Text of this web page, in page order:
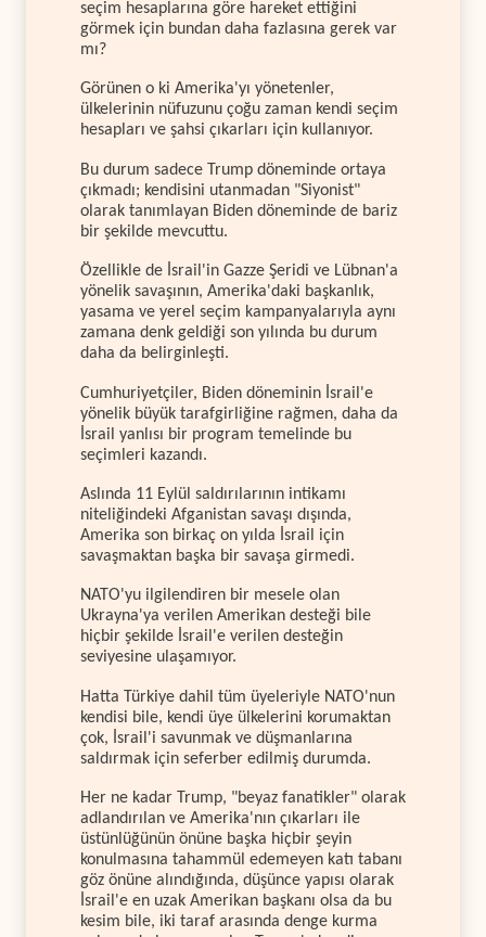
seçim hesaplarına göre hareket ettiğini
görmek için bundan daha fazlasına gerek var
mı?
Görünen o ki Amerika'yı yönetenler,
ülkelerinin nüfuzunu çoğu zaman kendi seçim
hesapları ve şahsi çıkarları için kullanıyor.
Bu durum sadece Trump döneminde ortaya
çıkmadı; kendisini utanmadan "Siyonist"
olarak tanımlayan Biden döneminde de bariz
bir şekilde mevcuttu.
Özellikle de İsrail'in Gazze Şeridi ve Lübnan'a
yönelik savaşının, Amerika'daki başkanlık,
yasama ve yerel seçim kampanyalarıyla aynı
zamana denk geldiği son yılında bu durum
daha da belirginleşti.
Cumhuriyetçiler, Biden döneminin İsrail'e
yönelik büyük tarafgirliğine rağmen, daha da
İsrail yanlısı bir program temelinde bu
seçimleri kazandı.
Aslında 11 Eylül saldırılarının intikamı
niteliğindeki Afganistan savaşı dışında,
Amerika son birkaç on yılda İsrail için
savaşmaktan başka bir savaşa girmedi.
NATO'yu ilgilendiren bir mesele olan
Ukrayna'ya verilen Amerikan desteği bile
hiçbir şekilde İsrail'e verilen desteğin
seviyesine ulaşamıyor.
Hatta Türkiye dahil tüm üyeleriyle NATO'nun
kendisi bile, kendi üye ülkelerini korumaktan
çok, İsrail'i savunmak ve düşmanlarına
saldırmak için seferber edilmiş durumda.
Her ne kadar Trump, "beyaz fanatikler" olarak
adlandırılan ve Amerika'nın çıkarları ile
üstünlüğünün önüne başka hiçbir şeyin
konulmasına tahammül edemeyen katı tabanı
göz önüne alındığında, düşünce yapısı olarak
İsrail'e en uzak Amerikan başkanı olsa da bu
kesim bile, iki taraf arasında denge kurma